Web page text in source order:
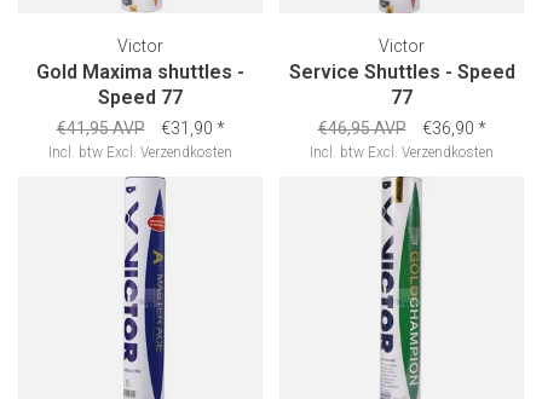
Victor
Gold Maxima shuttles -
Speed 77
€41,95 AVP €31,90 *
Incl. btw Excl. Verzendkosten
Victor
Service Shuttles - Speed
77
€46,95 AVP €36,90 *
Incl. btw Excl. Verzendkosten